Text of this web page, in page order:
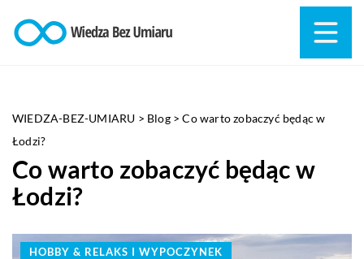
WIEDZA-BEZ-UMIARU > Blog>Co warto zobaczyć będąc w
Łodzi?
Co warto zobaczyć będąc w
Łodzi?
HOBBY & RELAKS I WYPOCZYNEK